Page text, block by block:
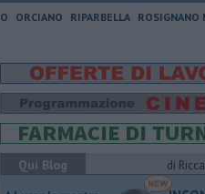
ORCIANO RIPARBELLA ROSIGNANO
Qui Blog
di